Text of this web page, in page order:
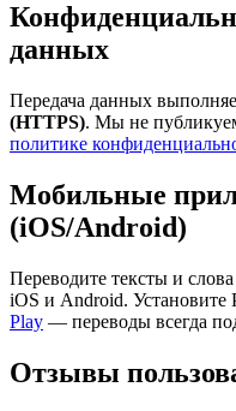
данных
Передача данных
(HTTPS). Мы не
политике
Мобильные
(iOS/Android)
Переводите тексты и
iOS и Android. Установите
Play — переводы всегда
Отзывы